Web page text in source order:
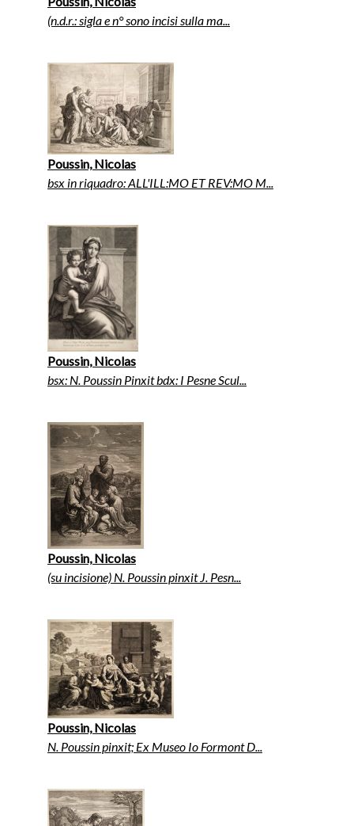
(n.d.r.: sigla e n° sono incisi sulla ma...
Poussin, Nicolas
bsx in riquadro: ALL'ILL:MO ET REV:MO M...
Poussin, Nicolas
bsx: N. Poussin Pinxit bdx: I Pesne Scul...
Poussin, Nicolas
(su incisione) N. Poussin pinxit J. Pesn...
Poussin, Nicolas
N. Poussin pinxit; Ex Museo Io Formont D...